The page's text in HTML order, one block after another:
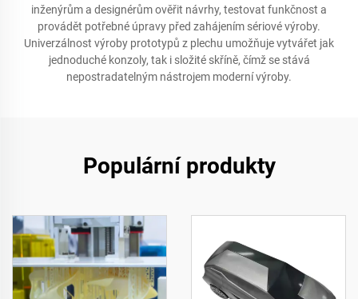
inženýrům a designérům ověřit návrhy, testovat funkčnost a
provádět potřebné úpravy před zahájením sériové výroby.
Univerzálnost výroby prototypů z plechu umožňuje vytvářet jak
jednoduché konzoly, tak i složité skříně, čímž se stává
nepostradatelným nástrojem moderní výroby.
Populární produkty